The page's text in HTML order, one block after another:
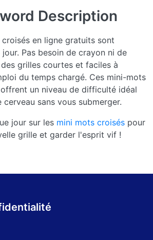
Description
en ligne gratuits sont
Pas besoin de crayon ni de
grilles courtes et faciles à
du temps chargé. Ces mini-mots
un niveau de difficulté idéal
sans vous submerger.
jour sur les mini mots croisés pour
grille et garder l'esprit vif !